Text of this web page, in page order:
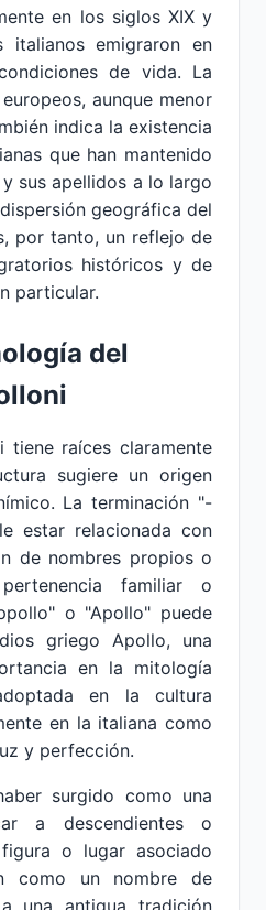
en los siglos XIX y
italianos emigraron en
de vida. La
aunque menor
indica la existencia
que han mantenido
sus apellidos a lo largo
geográfica del
por tanto, un reflejo de
históricos y de
particular.
del
tiene raíces claramente
sugiere un origen
La terminación "-
estar relacionada con
de nombres propios o
familiar o
o "Apollo" puede
griego Apollo, una
en la mitología
en la cultura
en la italiana como
y perfección.
surgido como una
a descendientes o
o lugar asociado
como un nombre de
una antigua tradición